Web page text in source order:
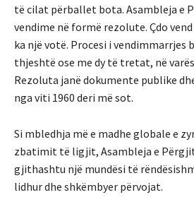
të cilat përballet bota. Asambleja e
vendime në formë rezolute. Çdo
ka një votë. Procesi i vendimmarrjes
thjeshtë ose me dy të tretat, në
Rezoluta janë dokumente publike
nga viti 1960 deri më sot.
Si mbledhja më e madhe globale e
zbatimit të ligjit, Asambleja e
gjithashtu një mundësi të
lidhur dhe shkëmbyer përvojat.